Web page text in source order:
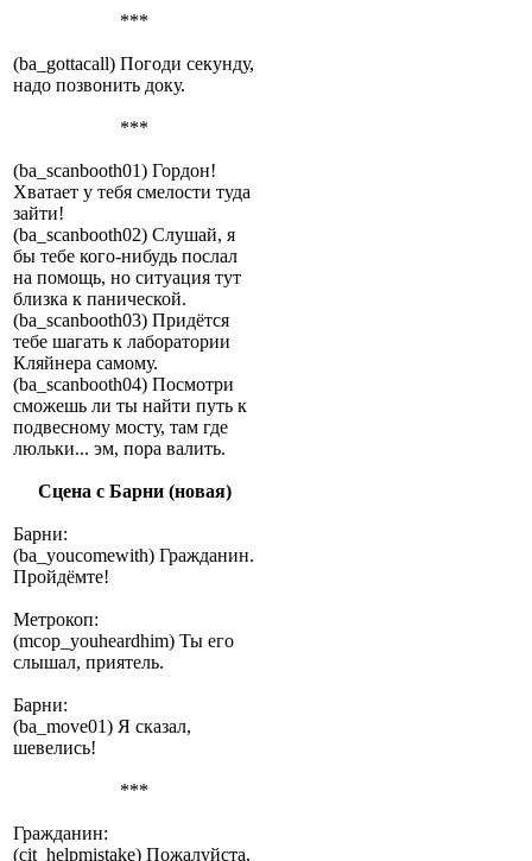
***
(ba_gottacall) Погоди секунду,
надо позвонить доку.
***
(ba_scanbooth01) Гордон!
Хватает у тебя смелости туда
зайти!
(ba_scanbooth02) Слушай, я
бы тебе кого-нибудь послал
на помощь, но ситуация тут
близка к панической.
(ba_scanbooth03) Придётся
тебе шагать к лаборатории
Кляйнера самому.
(ba_scanbooth04) Посмотри
сможешь ли ты найти путь к
подвесному мосту, там где
люльки... эм, пора валить.
Сцена с Барни (новая)
Барни:
(ba_youcomewith) Гражданин.
Пройдёмте!
Метрокоп:
(mcop_youheardhim) Ты его
слышал, приятель.
Барни:
(ba_move01) Я сказал,
шевелись!
***
Гражданин:
(cit_helpmistake) Пожалуйста,